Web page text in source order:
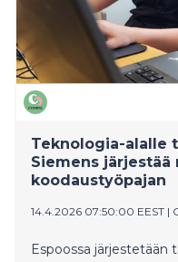
Teknologia-alalle
Siemens
koodaustyöpajan
14.4.2026 07:50:00 EEST |
Espoossa järjestetään